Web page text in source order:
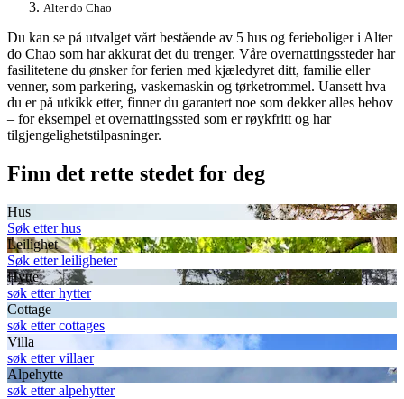
Alter do Chao
Du kan se på utvalget vårt bestående av 5 hus og ferieboliger i Alter
do Chao som har akkurat det du trenger. Våre overnattingssteder har
fasilitetene du ønsker for ferien med kjæledyret ditt, familie eller
venner, som parkering, vaskemaskin og tørketrommel. Uansett hva
du er på utkikk etter, finner du garantert noe som dekker alles behov
– for eksempel et overnattingssted som er røykfritt og har
tilgjengelighetstilpasninger.
Finn det rette stedet for deg
Hus
Søk etter hus
Leilighet
Søk etter leiligheter
Hytte
søk etter hytter
Cottage
søk etter cottages
Villa
søk etter villaer
Alpehytte
søk etter alpehytter